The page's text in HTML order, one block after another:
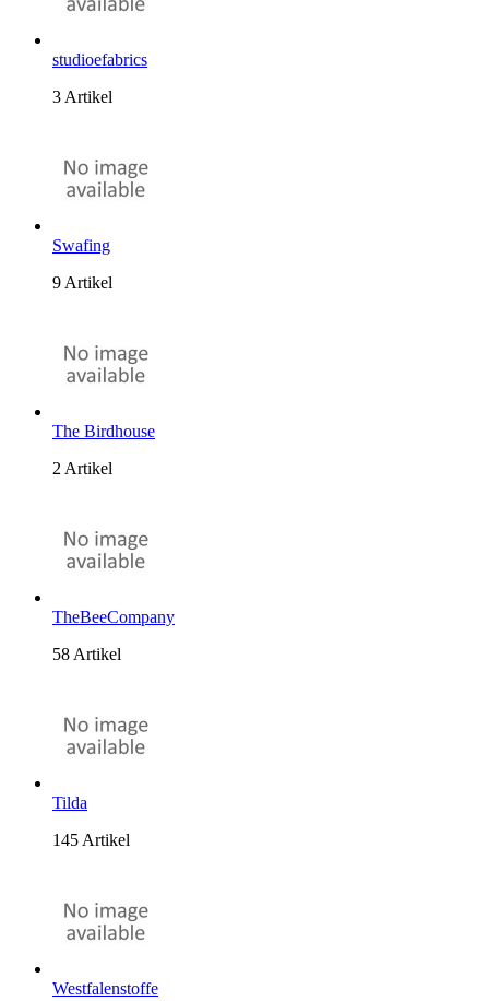
studioefabrics
3 Artikel
Swafing
9 Artikel
The Birdhouse
2 Artikel
TheBeeCompany
58 Artikel
Tilda
145 Artikel
Westfalenstoffe